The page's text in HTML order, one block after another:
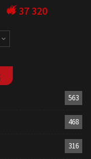
37 320
563
468
316